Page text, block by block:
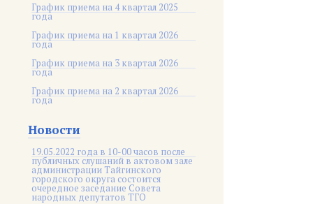
График приема на 4 квартал 2025
года
График приема на 1 квартал 2026
года
График приема на 3 квартал 2026
года
График приема на 2 квартал 2026
года
Новости
19.05.2022 года в 10-00 часов после
публичных слушаний в актовом зале
администрации Тайгинского
городского округа состоится
очередное заседание Совета
народных депутатов ТГО